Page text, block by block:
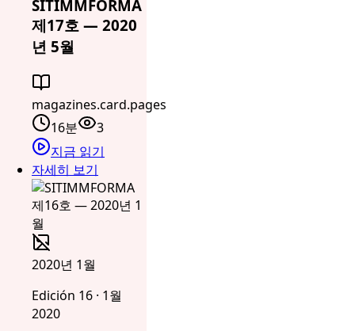
SITIMMFORMA
제17호 — 2020
년 5월
magazines.card.pages
16분
3
지금 읽기
자세히 보기
2020년 1월
Edición 16 · 1월
2020